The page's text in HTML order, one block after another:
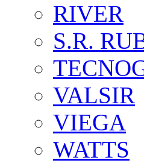
RIVER
S.R.
VALSIR
VIEGA
WATTS